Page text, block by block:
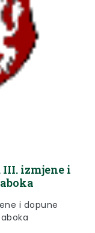
izmjene i
i dopune